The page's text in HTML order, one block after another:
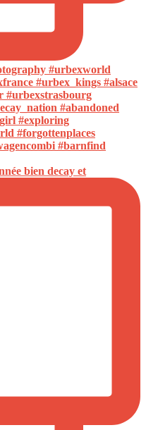
bien decay et